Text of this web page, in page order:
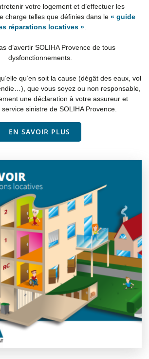
votre logement et d’effectuer les
charge telles que définies dans le « guide
réparations locatives ».
d’avertir SOLIHA Provence de tous
dysfonctionnements.
qu’en soit la cause (dégât des eaux, vol
que vous soyez ou non responsable,
une déclaration à votre assureur et
sinistre de SOLIHA Provence.
EN SAVOIR PLUS